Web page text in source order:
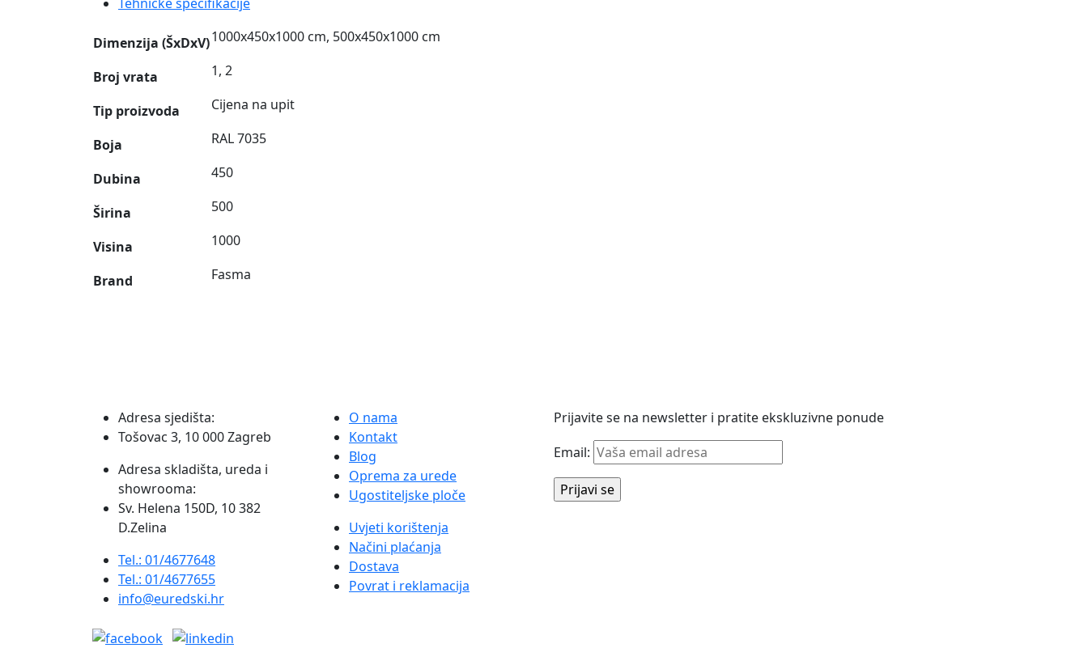
Dimenzija (ŠxDxV)1000x450x1000 cm, 500x450x1000 cm
Broj vrata 1, 2
Tip proizvoda Cijena na upit
Boja RAL 7035
Dubina 450
Širina 500
Visina 1000
Brand Fasma
Adresa sjedišta:
Tošovac 3, 10 000 Zagreb
Adresa skladišta, ureda i
showrooma:
Sv. Helena 150D, 10 382
D.Zelina
Tel.: 01/4677648
Tel.: 01/4677655
info@euredski.hr
O nama
Kontakt
Blog
Oprema za urede
Ugostiteljske ploče
Uvjeti korištenja
Načini plaćanja
Dostava
Povrat i reklamacija
Prijavite se na newsletter i pratite ekskluzivne ponude
Email: